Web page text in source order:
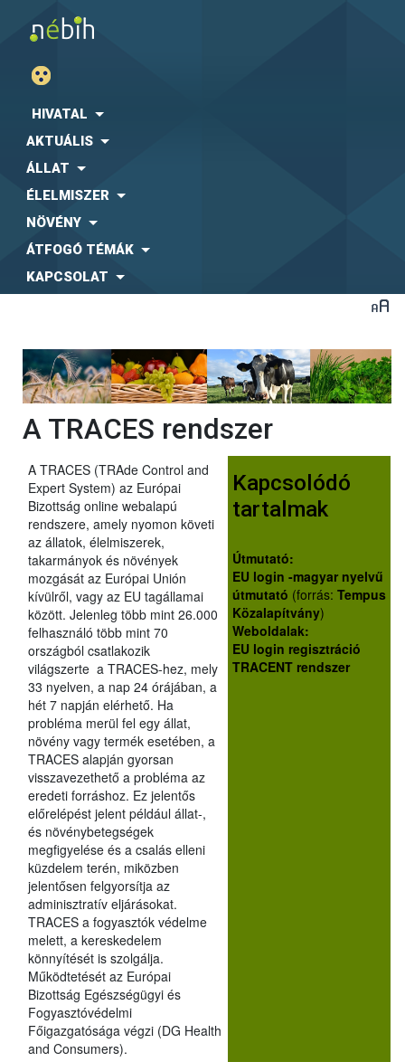
HIVATAL
AKTUÁLIS
ÁLLAT
ÉLELMISZER
NÖVÉNY
ÁTFOGÓ TÉMÁK
KAPCSOLAT
A TRACES rendszer
A TRACES (TRAde Control and
Expert System) az Európai
Bizottság online webalapú
rendszere, amely nyomon követi
az állatok, élelmiszerek,
takarmányok és növények
mozgását az Európai Unión
kívülről, vagy az EU tagállamai
között. Jelenleg több mint 26.000
felhasználó több mint 70
országból csatlakozik
világszerte a TRACES-hez, mely
33 nyelven, a nap 24 órájában, a
hét 7 napján elérhető. Ha
probléma merül fel egy állat,
növény vagy termék esetében, a
TRACES alapján gyorsan
visszavezethető a probléma az
eredeti forráshoz. Ez jelentős
előrelépést jelent például állat-,
és növénybetegségek
megfigyelése és a csalás elleni
küzdelem terén, miközben
jelentősen felgyorsítja az
adminisztratív eljárásokat.
TRACES a fogyasztók védelme
melett, a kereskedelem
könnyítését is szolgálja.
Működtetését az Európai
Bizottság Egészségügyi és
Fogyasztóvédelmi
Főigazgatósága végzi (DG Health
and Consumers).
Kapcsolódó
tartalmak
Útmutató:
EU login -magyar nyelvű
útmutató (forrás: Tempus
Közalapítvány)
Weboldalak:
EU login regisztráció
TRACENT rendszer